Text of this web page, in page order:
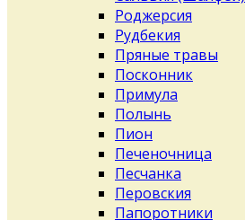
Роджерсия
Рудбекия
Пряные травы
Посконник
Примула
Полынь
Пион
Печеночница
Песчанка
Перовския
Папоротники